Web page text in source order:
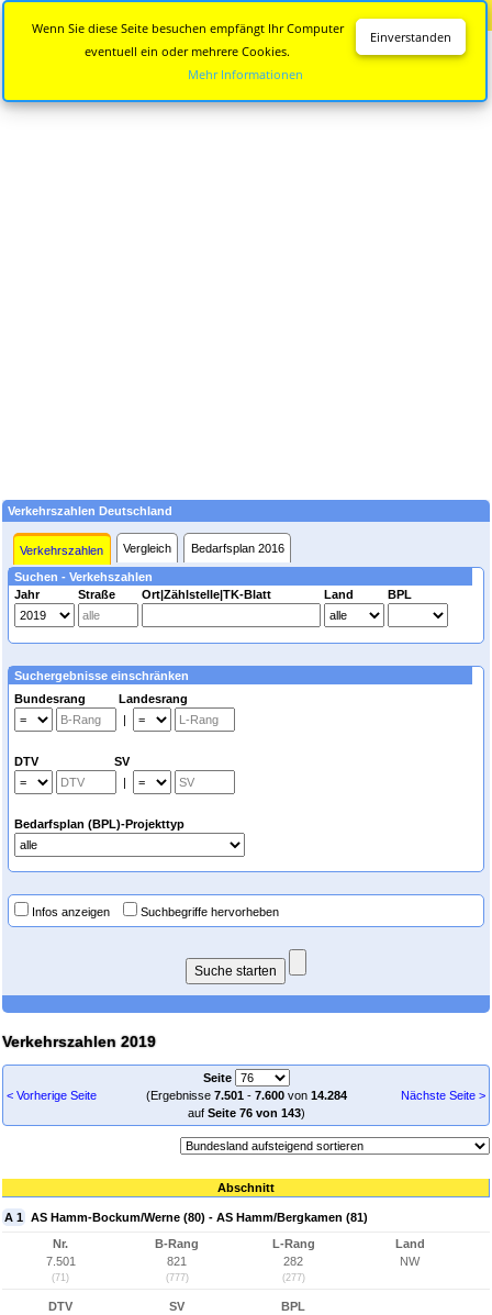
Verkehrszahlen Deutschland
Verkehrszahlen Vergleich Bedarfsplan 2016
Suchen - Verkehszahlen
Jahr
Straße Ort|Zählstelle|TK-Blatt Land BPL
Suchergebnisse einschränken
Bundesrang Landesrang
|
DTV SV
|
Bedarfsplan (BPL)-Projekttyp
Infos anzeigen Suchbegriffe hervorheben
Verkehrszahlen 2019
< Vorherige Seite
Seite
(Ergebnisse 7.501- 7.600von 14.284
auf Seite 76 von 143)
Nächste Seite >
Abschnitt
A 1 AS Hamm-Bockum/Werne (80) - AS Hamm/Bergkamen (81)
Nr.
7.501
(71)
B-Rang
821
(777)
L-Rang
282
(277)
Land
NW
DTV
SV
BPL
Einverstanden
Wenn Sie diese Seite besuchen empfängt Ihr Computer
eventuell ein oder mehrere Cookies.
Mehr Informationen